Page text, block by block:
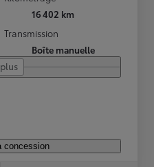
16 402 km
Transmission
Boîte manuelle
concession